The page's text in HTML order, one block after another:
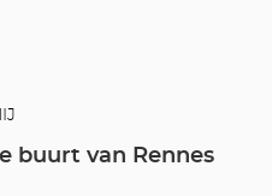
buurt van Rennes